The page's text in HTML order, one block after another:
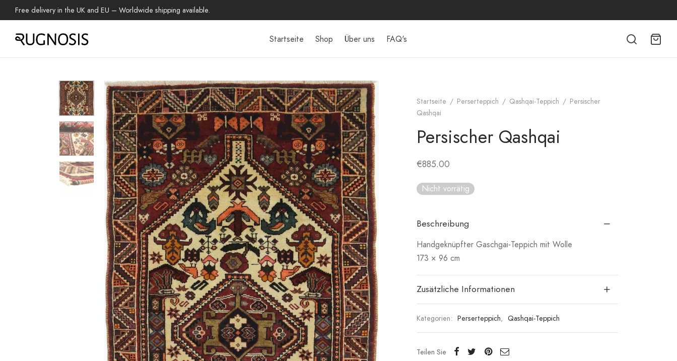
Free delivery in the UK and EU – Worldwide shipping available.
Startseite Shop Über uns FAQ's
Startseite / Perserteppich / Qashqai-Teppich / Persischer
Qashqai
Persischer Qashqai
€885.00
Nicht vorrätig
Beschreibung
Handgeknüpfter Gaschgai-Teppich mit Wolle
173 × 96 cm
Zusätzliche Informationen
Kategorien: Perserteppich, Qashqai-Teppich
Teilen Sie